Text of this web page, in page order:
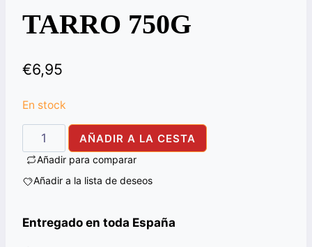
TARRO 750G
€6,95
En stock
TANG
MANGO
750G
AÑADIR A LA CESTA
Añadir para comparar
Añadir a la lista de deseos
Entregado en toda España